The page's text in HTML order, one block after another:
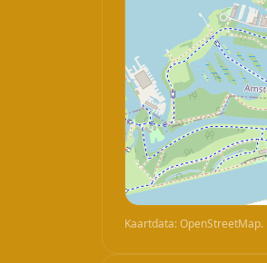
Kaartdata: OpenStreetMap.